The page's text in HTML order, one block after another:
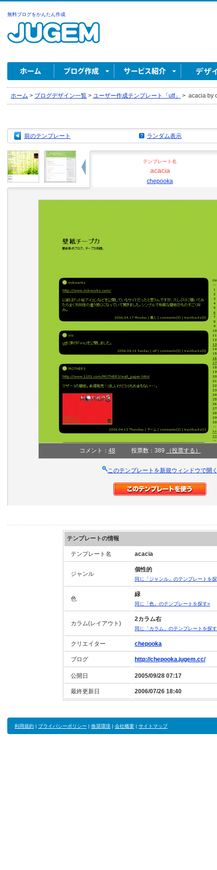
無料ブログをかんたん作成
ホーム > ブログデザイン一覧 > ユーザー作成テンプレート「utf」 > acacia by
前のテンプレート ランダム表示
テンプレート名
acacia
chepooka
コメント： 48 投票数：389 （投票する）
このテンプレートを新規ウィンドウで開
テンプレートの情報
テンプレート名 acacia
ジャンル
個性的
同じ「ジャンル」のテンプレートを
色
緑
同じ「色」のテンプレートを探す»
カラム(レイアウト)
2カラム右
同じ「カラム」のテンプレートを探
クリエイター chepooka
ブログ http://chepooka.jugem.cc/
公開日 2005/09/28 07:17
最終更新日 2006/07/26 18:40
利用規約 | プライバシーポリシー | 推奨環境 | 会社概要 | サイトマップ